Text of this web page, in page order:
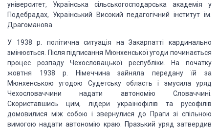
університет, Українська сільськогосподарська академія у
Подебрадах, Український Високий педагогічний інститут ім.
Драгоманова.
У 1938 р. політична ситуація на Закарпатті кардинально
змінюється. Після підписання Мюнхенської угоди починається
процес розпаду Чехословацької республіки. На початку
жовтня 1938 р. Німеччина зайняла передану їй за
Мюнхенською угодою Судетську область і змусила уряд
Чехословаччини надати автономію Словаччині.
Скориставшись цим, лідери українофілів та русофілів
домовилися між собою і звернулися до Праги зі спільною
вимогою надати автономію краю. Празький уряд затвердив